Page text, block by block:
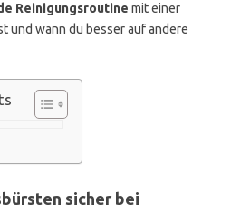
Reinigungsroutine mit einer
und wann du besser auf andere
sicher bei